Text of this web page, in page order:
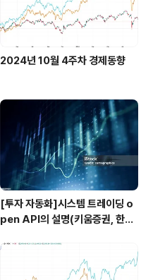
2024년 10월 4주차 경제동향
[투자 자동화]시스템 트레이딩 o
pen API의 설명(키움증권, 한국